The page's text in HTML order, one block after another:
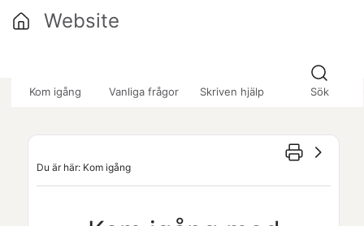
Kom igång Vanliga frågor Skriven hjälp Sök
Website
Du är här: Kom igång